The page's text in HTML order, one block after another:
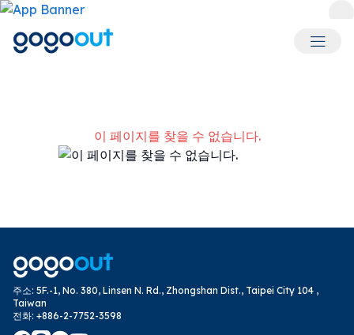
회원 메
이 페이지를 찾을 수 없습니다.
주소: 5F.-1, No. 380, Linsen N. Rd., Zhongshan Dist., Taipei City 104 ,
Taiwan
전화: +886-2-7752-3598